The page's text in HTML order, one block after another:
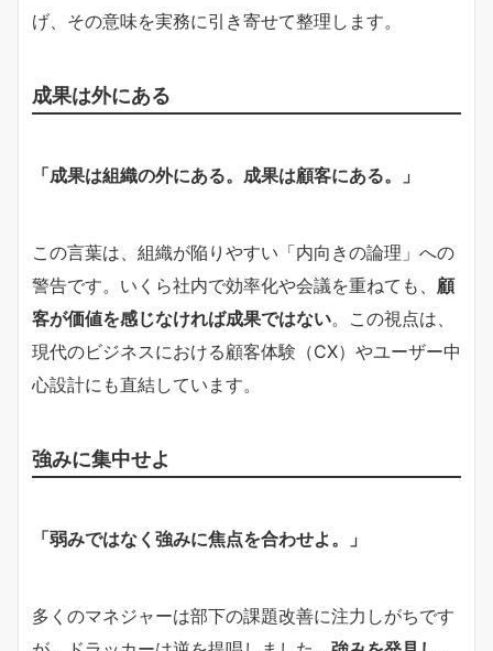
げ、その意味を実務に引き寄せて整理します。
成果は外にある
「成果は組織の外にある。成果は顧客にある。」
この言葉は、組織が陥りやすい「内向きの論理」への
警告です。いくら社内で効率化や会議を重ねても、 顧
客が価値を感じなければ成果ではない。この視点は、
現代のビジネスにおける顧客体験（CX）やユーザー中
心設計にも直結しています。
強みに集中せよ
「弱みではなく強みに焦点を合わせよ。」
多くのマネジャーは部下の課題改善に注力しがちです